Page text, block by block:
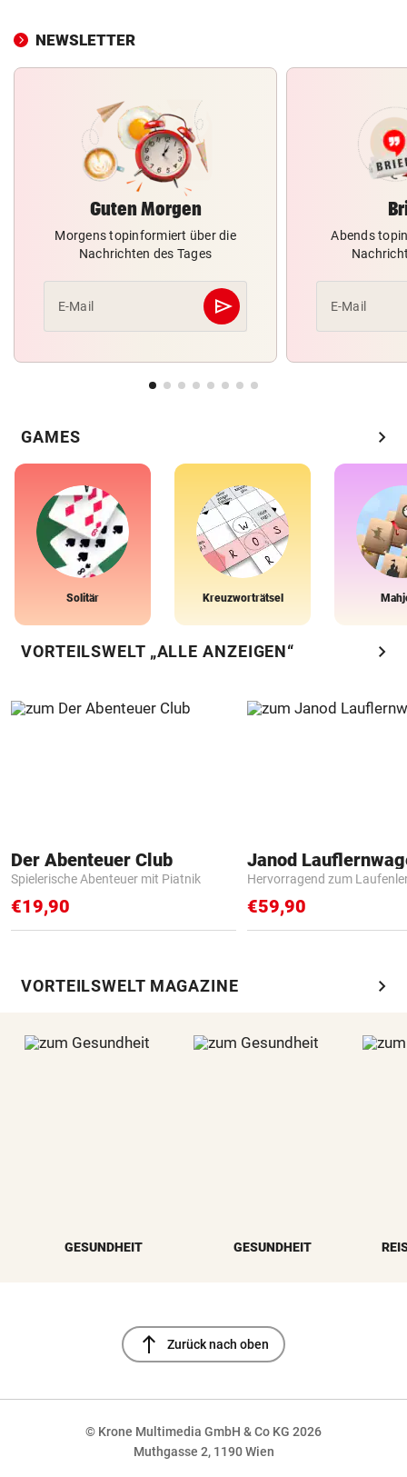
NEWSLETTER
Guten Morgen
Morgens topinformiert über die
Nachrichten des Tages
E-Mail send
Abschicken
Abends
E-Mail
GAMES chevron_right
Solitär Kreuzworträtsel
VORTEILSWELT „ALLE ANZEIGEN“ chevron_right
Der Abenteuer Club
Spielerische Abenteuer mit Piatnik
€19,90
Janod
Hervorragend zum
€59,90
VORTEILSWELT MAGAZINE chevron_right
GESUNDHEIT GESUNDHEIT
north Zurück nach oben
© Krone Multimedia GmbH & Co KG 2026
Muthgasse 2, 1190 Wien